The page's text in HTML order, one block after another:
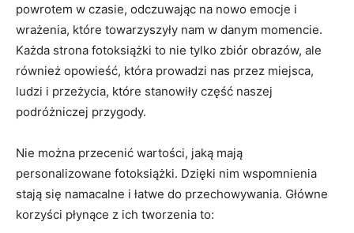
powrotem w czasie,‌ odczuwając na nowo emocje i
wrażenia, które towarzyszyły nam w danym momencie.
Każda ⁣strona fotoksiążki to nie tylko zbiór obrazów, ale
również opowieść, która prowadzi nas ‌przez ⁢miejsca,
‌ludzi i przeżycia, które stanowiły część naszej
podróżniczej przygody.
Nie można przecenić wartości, jaką mają
⁤personalizowane fotoksiążki. Dzięki‍ nim wspomnienia
stają się‌ namacalne i‍ łatwe do przechowywania. ‍Główne
korzyści płynące z ich ‍tworzenia to: